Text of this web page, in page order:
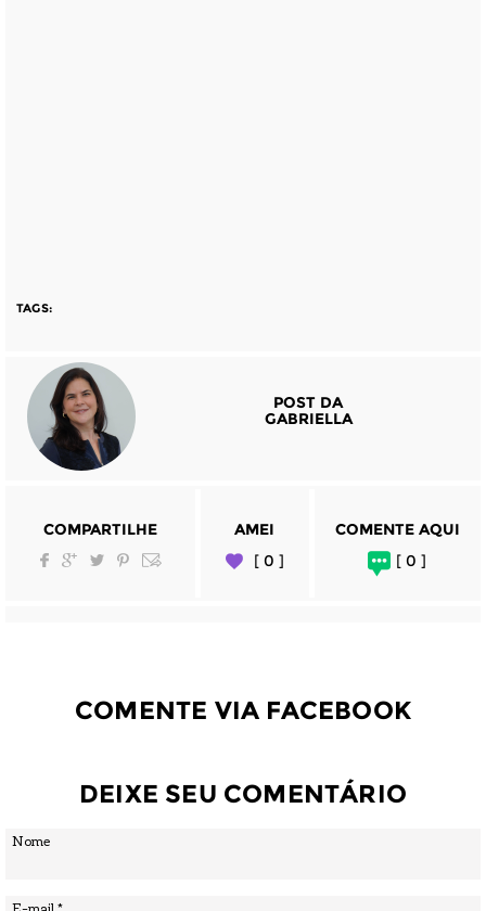
TAGS:
POST DA
GABRIELLA
COMPARTILHE
AMEI
[ 0 ]
COMENTE AQUI
[ 0 ]
COMENTE VIA FACEBOOK
DEIXE SEU COMENTÁRIO